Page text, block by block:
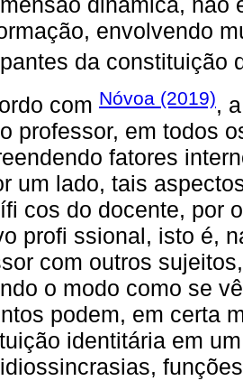
envolvendo
da constituição
com Nóvoa (2019),
professor, em todos
fatores
um lado, tais
cos do docente, por
profi ssional, isto é,
com outros
o modo como se
podem, em certa
identitária em